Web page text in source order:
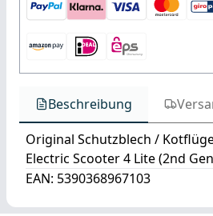
Beschreibung
Original Schutzblech /
Electric Scooter 4 Lite (2nd
EAN: 5390368967103